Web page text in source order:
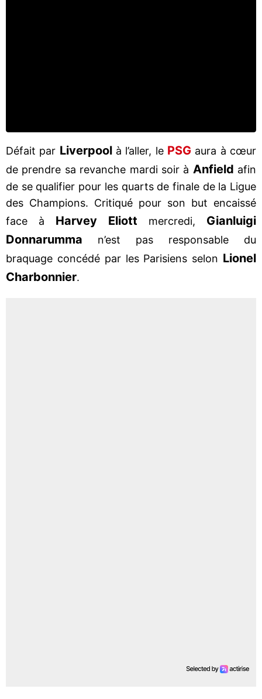
Défait par Liverpool à l’aller, le PSG aura à cœur
de prendre sa revanche mardi soir à Anfield afin
de se qualifier pour les quarts de finale de la Ligue
des Champions. Critiqué pour son but encaissé
face à Harvey Eliott mercredi, Gianluigi
Donnarumma n’est pas responsable du
braquage concédé par les Parisiens selon Lionel
Charbonnier.